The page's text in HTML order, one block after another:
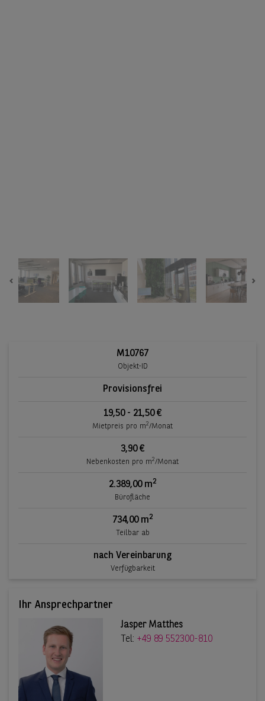
Previous
M10767
Objekt-ID
Provisionsfrei
19,50 - 21,50 €
Mietpreis pro m2/Monat
3,90 €
Nebenkosten pro m2/Monat
2.389,00 m2
Bürofläche
734,00 m2
Teilbar ab
nach Vereinbarung
Verfügbarkeit
Ihr Ansprechpartner
Jasper Matthes
Tel: +49 89 552300-810